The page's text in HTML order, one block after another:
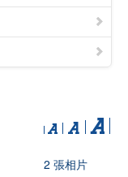
2 張相片